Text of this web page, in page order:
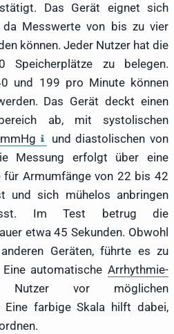
Das Gerät eignet sich
da Messwerte von bis zu vier
können. Jeder Nutzer hat die
zu belegen.
und 199 pro Minute können
Das Gerät deckt einen
ab, mit systolischen
mmHg
und diastolischen von
Messung erfolgt über eine
für Armumfänge von 22 bis 42
und sich mühelos anbringen
Im Test betrug die
etwa 45 Sekunden. Obwohl
Geräten, führte es zu
automatische Arrhythmie-
vor möglichen
Eine farbige Skala hilft dabei,